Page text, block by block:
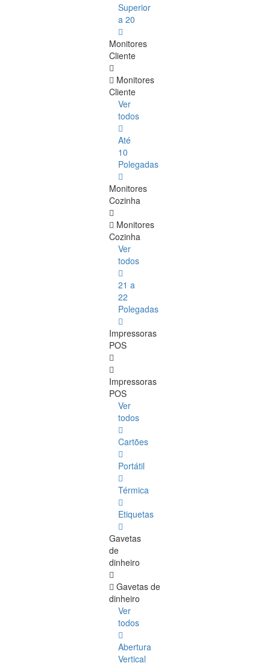
Superior
a 20
Monitores
Cliente
Monitores
Cliente
Ver
todos
Até
10
Polegadas
Monitores
Cozinha
Monitores
Cozinha
Ver
todos
21 a
22
Polegadas
Impressoras
POS
Impressoras
POS
Ver
todos
Cartões
Portátil
Térmica
Etiquetas
Gavetas
de
dinheiro
Gavetas de
dinheiro
Ver
todos
Abertura
Vertical